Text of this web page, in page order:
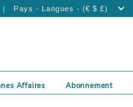
| Pays - Langues - (€ $ £)
Affaires Abonnement